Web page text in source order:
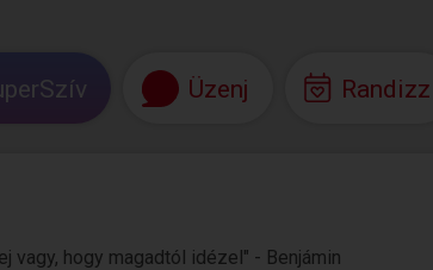
Üzenj Randizz
vagy, hogy magadtól idézel" - Benjámin